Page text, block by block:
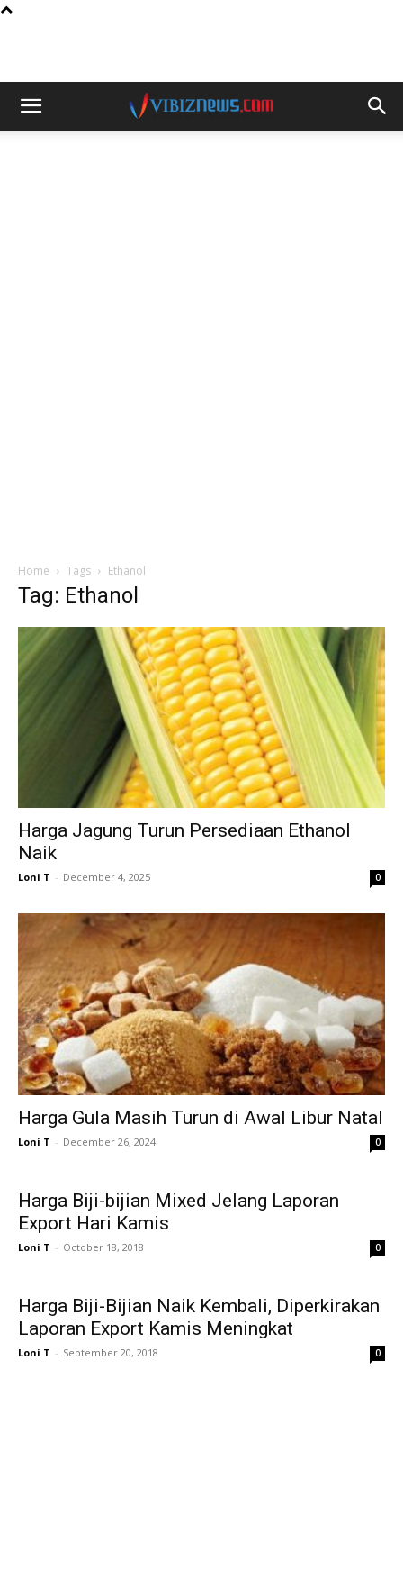
Home Tags Ethanol
Tag: Ethanol
Harga Jagung Turun Persediaan Ethanol
Naik
Loni T - December 4, 2025 0
Harga Gula Masih Turun di Awal Libur Natal
Loni T - December 26, 2024 0
Harga Biji-bijian Mixed Jelang Laporan
Export Hari Kamis
Loni T - October 18, 2018 0
Harga Biji-Bijian Naik Kembali, Diperkirakan
Laporan Export Kamis Meningkat
Loni T - September 20, 2018 0